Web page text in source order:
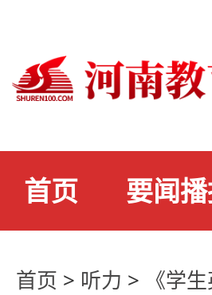
首页 要闻
首页 > 听力 > 《学